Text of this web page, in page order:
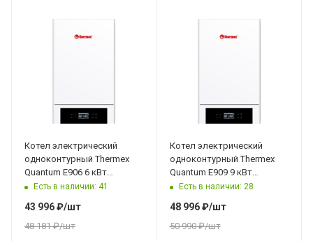
Котел электрический
одноконтурный Thermex
Quantum E906 6 кВт
(230/380 В)
Есть в наличии: 41
43 996₽/шт
48 181₽/шт
Котел электрический
одноконтурный Thermex
Quantum E909 9 кВт
(230/380 В)
Есть в наличии: 28
48 996₽/шт
50 990₽/шт